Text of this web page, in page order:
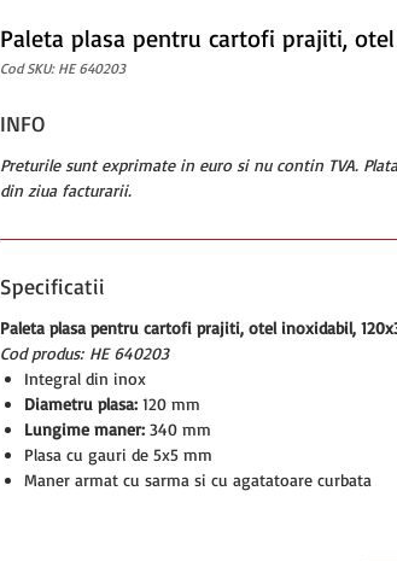
Paleta plasa pentru cartofi prajiti,
Cod SKU: HE 640203
INFO
Preturile sunt exprimate in euro si nu contin TVA.
din ziua facturarii.
Specificatii
Paleta plasa pentru cartofi prajiti, otel inoxidabil,
Cod produs: HE 640203
Integral din inox
Diametru plasa: 120 mm
Lungime maner: 340 mm
Plasa cu gauri de 5x5 mm
Maner armat cu sarma si cu agatatoare curbata